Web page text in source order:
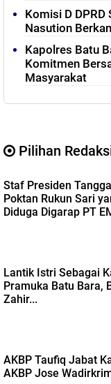
Komisi D
Nasution
Kapolres Batu
Komitmen
Masyarakat
Pilihan
Staf Presiden
Poktan Rukun Sari
Diduga Digarap PT
Lantik Istri Sebagai
Pramuka Batu Bara,
Zahir...
AKBP Taufiq Jabat
AKBP Jose